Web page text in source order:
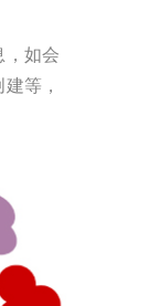
，如会
等，